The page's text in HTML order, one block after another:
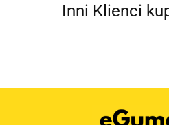
Inni Klienci